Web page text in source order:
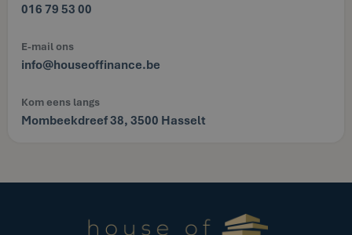
016 79 53 00
E-mail ons
info@houseoffinance.be
Kom eens langs
Mombeekdreef 38, 3500 Hasselt